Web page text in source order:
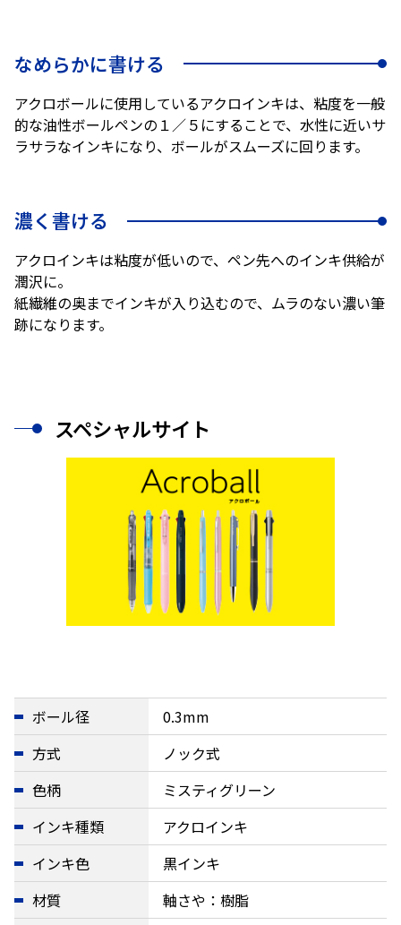
なめらかに書ける
アクロボールに使用しているアクロインキは、粘度を一般
的な油性ボールペンの１／５にすることで、水性に近いサ
ラサラなインキになり、ボールがスムーズに回ります。
濃く書ける
アクロインキは粘度が低いので、ペン先へのインキ供給が
潤沢に。
紙繊維の奥までインキが入り込むので、ムラのない濃い筆
跡になります。
スペシャルサイト
ボール径
0.3mm
方式
ノック式
色柄
ミスティグリーン
インキ種類
アクロインキ
インキ色
黒インキ
材質
軸さや：樹脂